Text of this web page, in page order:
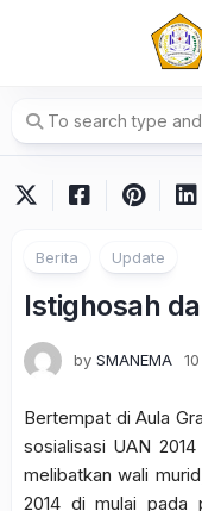
Berita Update
Istighosah
by SMANEMA
Bertempat di Aula
sosialisasi UAN
melibatkan wali
2014 di mulai